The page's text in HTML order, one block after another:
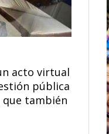
acto virtual
pública
también